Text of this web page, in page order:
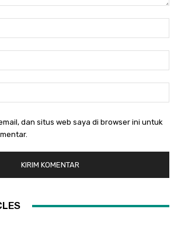
dan situs web saya di browser ini untuk